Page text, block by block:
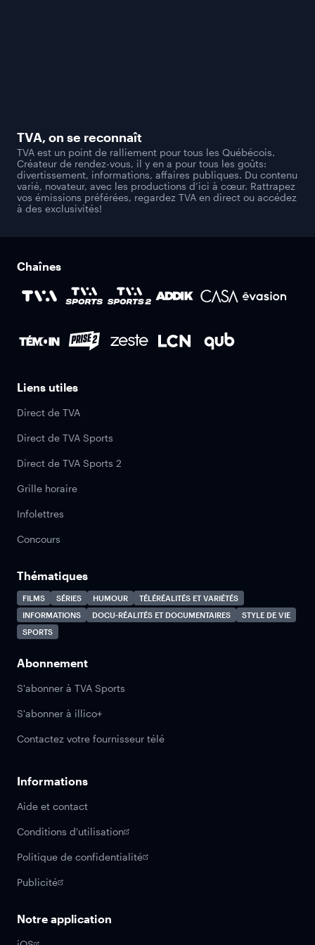
TVA, on se reconnaît
TVA est un point de ralliement pour tous les Québécois.
Créateur de rendez-vous, il y en a pour tous les goûts:
divertissement, informations, affaires publiques. Du contenu
varié, novateur, avec les productions d’ici à cœur. Rattrapez
vos émissions préférées, regardez TVA en direct ou accédez
à des exclusivités!
Chaînes
Liens utiles
Direct de TVA
Direct de TVA Sports
Direct de TVA Sports 2
Grille horaire
Infolettres
Concours
Thématiques
FILMS SÉRIES HUMOUR
TÉLÉRÉALITÉS ET VARIÉTÉS
INFORMATIONS
DOCU-RÉALITÉS ET DOCUMENTAIRES
STYLE DE VIE
SPORTS
Abonnement
S'abonner à TVA Sports
S'abonner à illico+
Contactez votre fournisseur télé
Informations
Aide et contact
Conditions d'utilisation
Politique de confidentialité
Publicité
Notre application